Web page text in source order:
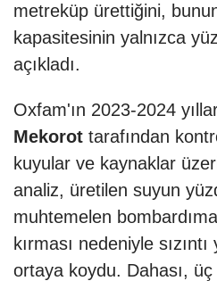
metreküp ürettiğini,
kapasitesinin yalnızca
açıkladı.
Oxfam'ın 2023-2024
Mekorot tarafından
kuyular ve kaynaklar
analiz, üretilen suyun
muhtemelen
kırması nedeniyle
ortaya koydu. Dahası,